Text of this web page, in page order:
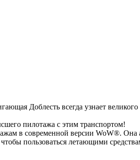
Доблесть всегда узнает великого
пилотажа с этим транспортом!
в современной версии WoW®. Она
пользоваться летающими